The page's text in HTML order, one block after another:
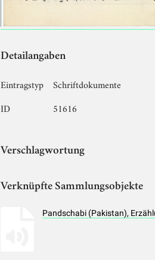
Detailangaben
Eintragstyp
Schriftdokumente
ID
51616
Verschlagwortung
Verknüpfte Sammlungsobjekte
Pandschabi (Pakistan),